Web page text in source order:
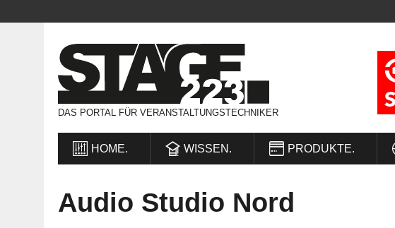
DAS PORTAL FÜR VERANSTALTUNGSTECHNIKER
HOME. WISSEN. PRODUKTE.
Audio Studio Nord